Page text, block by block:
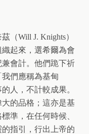
Will J. Knights）
起來，選希爾為會
會計。他們跪下祈
們應稱為基甸
人，不計較成果。
的品格；這亦是基
準，在任何時候、
指引，行出上帝的